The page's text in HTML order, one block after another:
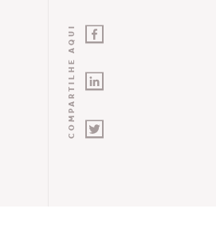
COMPARTILHE AQUI